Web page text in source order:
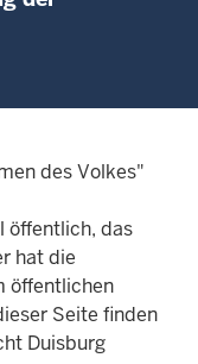
des Volkes"
öffentlich, das
hat die
öffentlichen
Seite finden
Duisburg